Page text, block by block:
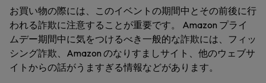
お買い物の際には、このイベントの期間中とその前後に行
われる詐欺に注意することが重要です。 Amazon プライ
ムデー期間中に気をつけるべき一般的な詐欺には、フィッ
シング詐欺、Amazon のなりすましサイト、他のウェブサ
イトからの話がうますぎる情報などがあります。